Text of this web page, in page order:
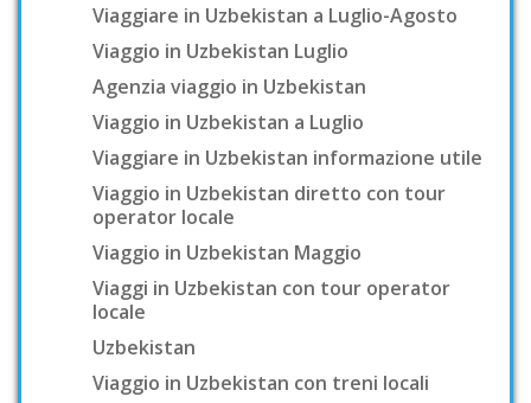
Viaggiare in Uzbekistan a Luglio-Agosto
Viaggio in Uzbekistan Luglio
Agenzia viaggio in Uzbekistan
Viaggio in Uzbekistan a Luglio
Viaggiare in Uzbekistan informazione utile
Viaggio in Uzbekistan diretto con tour
operator locale
Viaggio in Uzbekistan Maggio
Viaggi in Uzbekistan con tour operator
locale
Uzbekistan
Viaggio in Uzbekistan con treni locali